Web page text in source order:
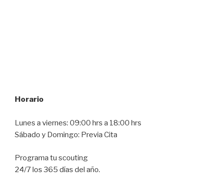
Horario
Lunes a viernes: 09:00 hrs a 18:00 hrs
Sábado y Domingo: Previa Cita
Programa tu scouting
24/7 los 365 días del año.